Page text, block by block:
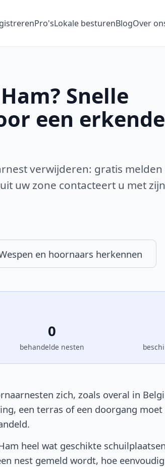
Pro'sLokale besturenBlogOver
Snelle
een erkende
verwijderen: gratis
uw zone contacteert u met
en hoornaars herkennen
0
behandelde nesten
zich, zoals overal in
een terras of een doorgang
heel wat geschikte
nest gemeld wordt, hoe